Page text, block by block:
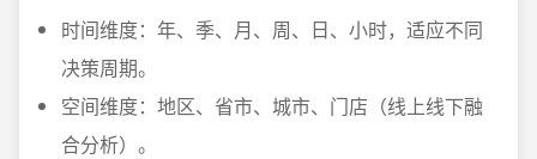
时间维度：年、季、月、周、日、小时，适应不同
决策周期。
空间维度：地区、省市、城市、门店（线上线下融
合分析）。